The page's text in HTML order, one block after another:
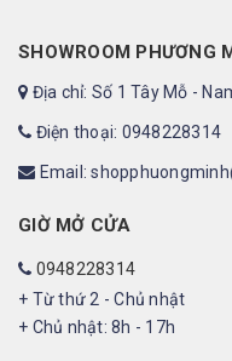
SHOWROOM PHƯƠNG
Địa chỉ: Số 1 Tây Mỗ -
Điện thoại: 0948228314
Email:
GIỜ MỞ CỬA
0948228314
+ Từ thứ 2 - Chủ nhật
+ Chủ nhật: 8h - 17h